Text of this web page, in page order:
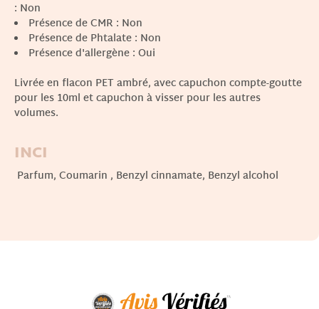
: Non
Présence de CMR : Non
Présence de Phtalate : Non
Présence d'allergène : Oui
Livrée en flacon PET ambré, avec capuchon compte-goutte
pour les 10ml et capuchon à visser pour les autres
volumes.
INCI
Parfum, Coumarin , Benzyl cinnamate, Benzyl alcohol